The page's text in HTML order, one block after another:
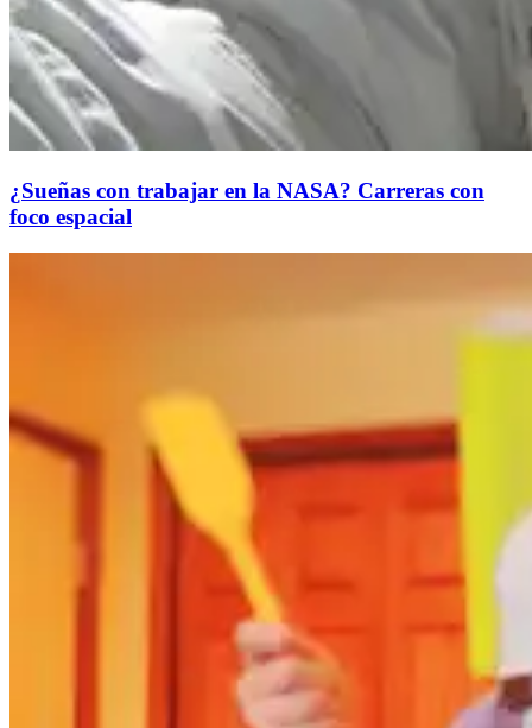
¿Sueñas con trabajar en la NASA? Carreras con
foco espacial